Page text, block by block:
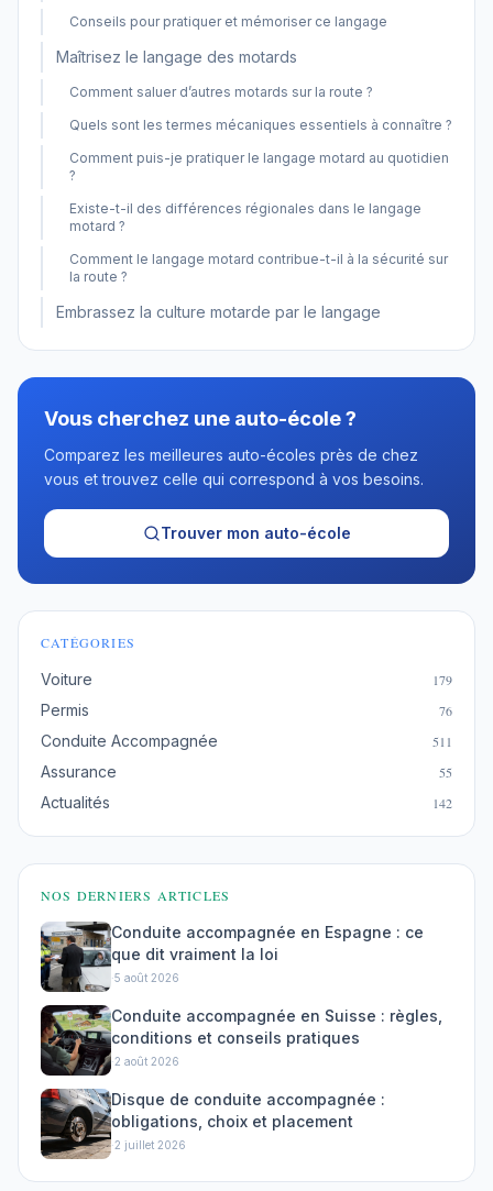
Conseils pour pratiquer et mémoriser ce langage
Maîtrisez le langage des motards
Comment saluer d’autres motards sur la route ?
Quels sont les termes mécaniques essentiels à connaître ?
Comment puis-je pratiquer le langage motard au quotidien
?
Existe-t-il des différences régionales dans le langage
motard ?
Comment le langage motard contribue-t-il à la sécurité sur
la route ?
Embrassez la culture motarde par le langage
Vous cherchez une auto-école ?
Comparez les meilleures auto-écoles près de chez
vous et trouvez celle qui correspond à vos besoins.
Trouver mon auto-école
CATÉGORIES
Voiture 179
Permis 76
Conduite Accompagnée 511
Assurance 55
Actualités 142
NOS DERNIERS ARTICLES
Conduite accompagnée en Espagne : ce
que dit vraiment la loi
·5 août 2026
Conduite accompagnée en Suisse : règles,
conditions et conseils pratiques
·2 août 2026
Disque de conduite accompagnée :
obligations, choix et placement
·2 juillet 2026